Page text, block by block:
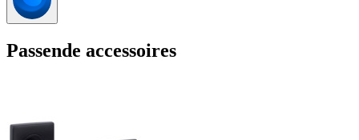
Passende accessoires